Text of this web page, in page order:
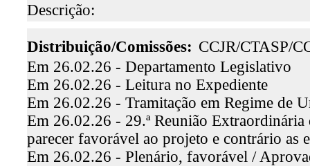
Descrição:
Distribuição/Comissões: CCJR/CTASP/
Em 26.02.26 - Departamento Legislativo
Em 26.02.26 - Leitura no Expediente
Em 26.02.26 - Tramitação em Regime de
Em 26.02.26 - 29.ª Reunião
parecer favorável ao projeto e contrário as
Em 26.02.26 - Plenário, favorável /